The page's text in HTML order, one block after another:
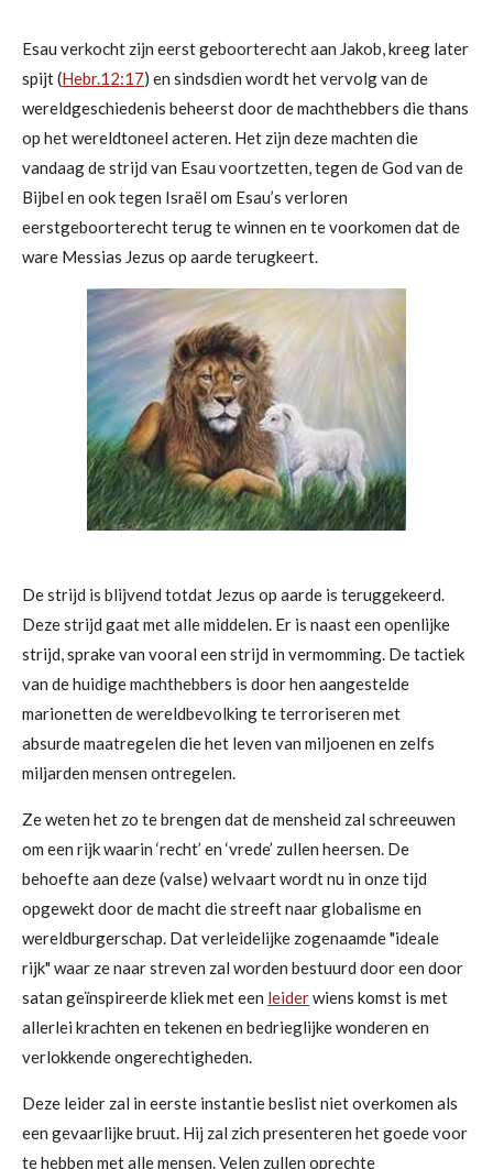
Esau verkocht zijn eerst geboorterecht aan Jakob, kreeg later
spijt (Hebr.12:17) en sindsdien wordt het vervolg van de
wereldgeschiedenis beheerst door de machthebbers die thans
op het wereldtoneel acteren. Het zijn deze machten die
vandaag de strijd van Esau voortzetten, tegen de God van de
Bijbel en ook tegen Israël om Esau’s verloren
eerstgeboorterecht terug te winnen en te voorkomen dat de
ware Messias Jezus op aarde terugkeert.
De strijd is blijvend totdat Jezus op aarde is teruggekeerd.
Deze strijd gaat met alle middelen. Er is naast een openlijke
strijd, sprake van vooral een strijd in vermomming. De tactiek
van de huidige machthebbers is door hen aangestelde
marionetten de wereldbevolking te terroriseren met
absurdemaatregelen die het leven van miljoenen en zelfs
miljarden mensen ontregelen.
Ze weten het zo te brengen dat de mensheid zal schreeuwen
om een rijk waarin ‘recht’ en ‘vrede’ zullen heersen. De
behoefte aan deze (valse) welvaart wordt nu in onze tijd
opgewekt door de macht die streeft naar globalisme en
wereldburgerschap. Dat verleidelijke zogenaamde"ideale
rijk" waar ze naar streven zal worden bestuurd door een door
satan geïnspireerde kliek met een leiderwiens komst is met
allerlei krachten en tekenen en bedrieglijke wonderen en
verlokkende ongerechtigheden.
Deze leider zal in eerste instantie beslist niet overkomen als
een gevaarlijke bruut. Hij zal zich presenteren het goede voor
te hebben met alle mensen. Velen zullen oprechte